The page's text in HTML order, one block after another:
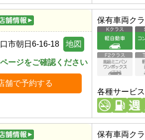
市朝日6-16-18 地図
ージをご確認ください
舗で予約する
保有車両ク
各種サービス
保有車両ク